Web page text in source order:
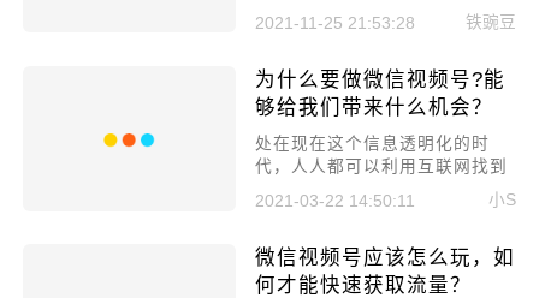
效果是非常好的，毕竟抖音平台
的流量有那么多，而大家的帐号
好处的，抖音推广怎么做?
2021-11-25 21:53:28 铁豌豆
为什么要做微信视频号?能
够给我们带来什么机会？
​处在现在这个信息透明化的时
代，人人都可以利用互联网找到
机会，前几年的机会是直播和短
视频，快手和抖音就是这样起来
了。而现在微信视频号来了，那
今天就来聊聊为什么要做微信视
2021-03-22 14:50:11 小S
微信视频号应该怎么玩，如
何才能快速获取流量？